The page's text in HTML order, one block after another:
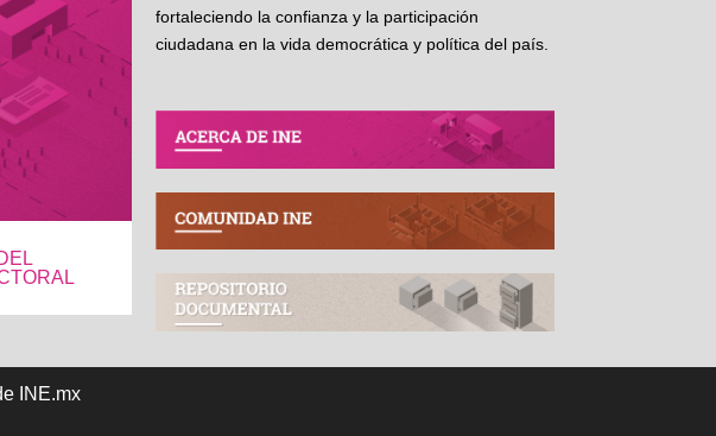
fortaleciendo la confianza y la participación
ciudadana en la vida democrática y política del país.
INE.mx